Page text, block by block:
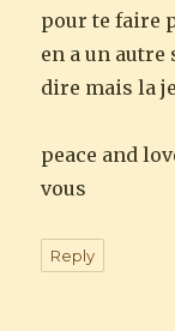
pour te faire
en a un
dire mais la
peace and
vous
Reply